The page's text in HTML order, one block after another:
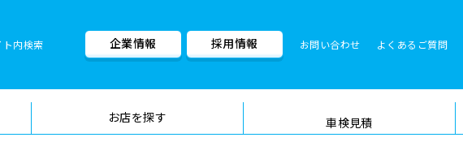
内検索 企業情報 採用情報 お問い合わせ よくあるご質問
お店を探す 車検見積
車検料金・メニュー 品質管理とサポート体制